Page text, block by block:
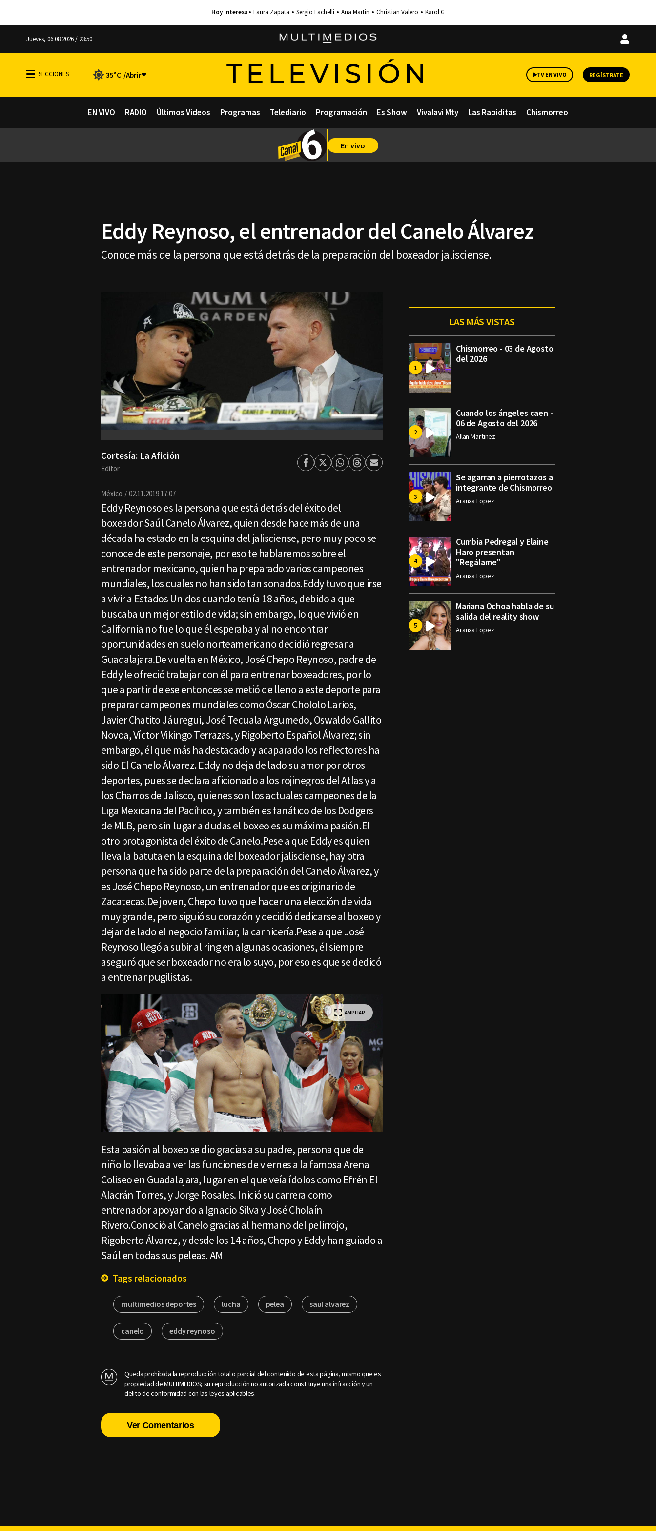
Laura Zapata Sergio Fachelli Ana Martín Christian Valero Karol G
Jueves, 06.08.2026 / 23:50
Iniciar
35°C TELEVISIÓN TV EN VIVO REGÍSTRATE
EN VIVO RADIO Últimos Videos Programas Telediario Programación Es Show Vivalavi Mty Las Rapiditas Chismorreo
En vivo
Eddy Reynoso, el entrenador del Canelo Álvarez
Conoce más de la persona que está detrás de la preparación del boxeador jalisciense.
Cortesía: La Afición
Editor Facebook
TwitterWhatsapp
ThreadsEnviar
México 02.11.2019 17:07
Eddy Reynoso es la persona que está detrás del éxito del
boxeador Saúl Canelo Álvarez, quien desde hace más de una
década ha estado en la esquina del jalisciense, pero muy poco se
conoce de este personaje, por eso te hablaremos sobre el
entrenador mexicano, quien ha preparado varios campeones
mundiales, los cuales no han sido tan sonados.Eddy tuvo que irse
a vivir a Estados Unidos cuando tenía 18 años, debido a que
buscaba un mejor estilo de vida; sin embargo, lo que vivió en
California no fue lo que él esperaba y al no encontrar
oportunidades en suelo norteamericano decidió regresar a
Guadalajara.De vuelta en México, José Chepo Reynoso, padre de
Eddy le ofreció trabajar con él para entrenar boxeadores, por lo
que a partir de ese entonces se metió de lleno a este deporte para
preparar campeones mundiales como Óscar Chololo Larios,
Javier Chatito Jáuregui, José Tecuala Argumedo, Oswaldo Gallito
Novoa, Víctor Vikingo Terrazas, y Rigoberto Español Álvarez; sin
embargo, él que más ha destacado y acaparado los reflectores ha
sido El Canelo Álvarez. Eddy no deja de lado su amor por otros
deportes, pues se declara aficionado a los rojinegros del Atlas y a
los Charros de Jalisco, quienes son los actuales campeones de la
Liga Mexicana del Pacífico, y también es fanático de los Dodgers
de MLB, pero sin lugar a dudas el boxeo es su máxima pasión.El
otro protagonista del éxito de Canelo.Pese a que Eddy es quien
lleva la batuta en la esquina del boxeador jalisciense, hay otra
persona que ha sido parte de la preparación del Canelo Álvarez, y
es José Chepo Reynoso, un entrenador que es originario de
Zacatecas.De joven, Chepo tuvo que hacer una elección de vida
muy grande, pero siguió su corazón y decidió dedicarse al boxeo y
dejar de lado el negocio familiar, la carnicería.Pese a que José
Reynoso llegó a subir al ring en algunas ocasiones, él siempre
aseguró que ser boxeador no era lo suyo, por eso es que se dedicó
a entrenar pugilistas.
AMPLIAR
Esta pasión al boxeo se dio gracias a su padre, persona que de
niño lo llevaba a ver las funciones de viernes a la famosa Arena
Coliseo en Guadalajara, lugar en el que veía ídolos como Efrén El
Alacrán Torres, y Jorge Rosales. Inició su carrera como
entrenador apoyando a Ignacio Silva y José Cholaín
Rivero.Conoció al Canelo gracias al hermano del pelirrojo,
Rigoberto Álvarez, y desde los 14 años, Chepo y Eddy han guiado a
Saúl en todas sus peleas. AM
Tags relacionados
multimedios deportes lucha pelea saul alvarez
canelo eddy reynoso
Queda prohibida la reproducción total o parcial del contenido de esta página, mismo que es
propiedad de MULTIMEDIOS; su reproducción no autorizada constituye una infracción y un
delito de conformidad con las leyes aplicables.
Ver Comentarios
LAS MÁS VISTAS
Chismorreo - 03 de Agosto
del 2026
Cuando los ángeles caen -
06 de Agosto del 2026
Allan Martinez
Se agarran a pierrotazos a
integrante de Chismorreo
Aranxa Lopez
Cumbia Pedregal y Elaine
Haro presentan
"Regálame"
Aranxa Lopez
Mariana Ochoa habla de su
salida del reality show
Aranxa Lopez